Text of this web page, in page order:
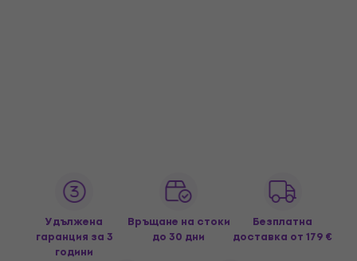
Удължена
гаранция за 3
години
Връщане на стоки
до 30 дни
Безплатна
доставка от 179 €